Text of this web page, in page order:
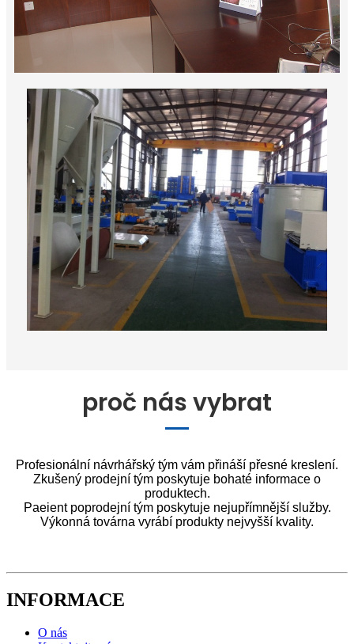
proč nás vybrat
Profesionální návrhářský tým vám přináší přesné kreslení.
Zkušený prodejní tým poskytuje bohaté informace o
produktech.
Paeient poprodejní tým poskytuje nejupřímnější služby.
Výkonná továrna vyrábí produkty nejvyšší kvality.
INFORMACE
O nás